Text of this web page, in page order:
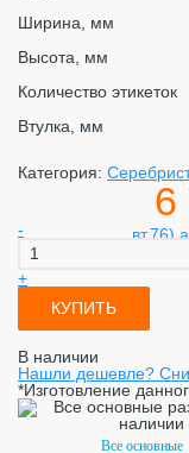
Ширина, мм
Высота, мм
Количество этикеток
Втулка, мм
Категория:
6
-
+
КУПИТЬ
В наличии
Нашли дешевле?
*Изготовление
Все основные